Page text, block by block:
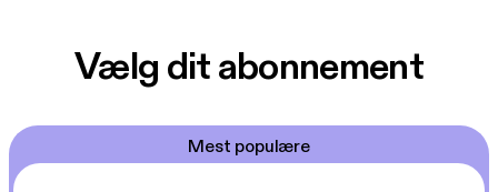
Vælg dit abonnement
Mest populære